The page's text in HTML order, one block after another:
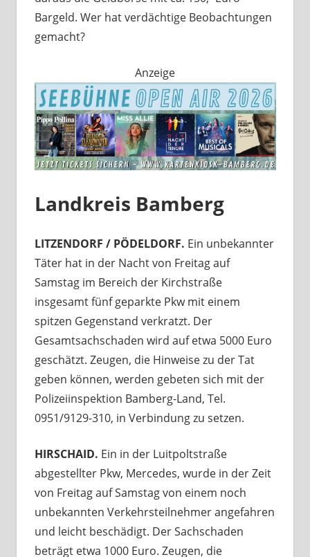
Bargeld. Wer hat verdächtige Beobachtungen
gemacht?
Anzeige
Landkreis Bamberg
LITZENDORF / PÖDELDORF. Ein unbekannter
Täter hat in der Nacht von Freitag auf
Samstag im Bereich der Kirchstraße
insgesamt fünf geparkte Pkw mit einem
spitzen Gegenstand verkratzt. Der
Gesamtsachschaden wird auf etwa 5000 Euro
geschätzt. Zeugen, die Hinweise zu der Tat
geben können, werden gebeten sich mit der
Polizeiinspektion Bamberg-Land, Tel.
0951/9129-310, in Verbindung zu setzen.
HIRSCHAID. Ein in der Luitpoltstraße
abgestellter Pkw, Mercedes, wurde in der Zeit
von Freitag auf Samstag von einem noch
unbekannten Verkehrsteilnehmer angefahren
und leicht beschädigt. Der Sachschaden
beträgt etwa 1000 Euro. Zeugen, die